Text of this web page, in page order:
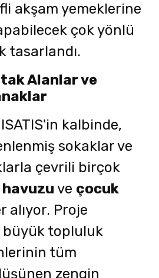
akşam yemeklerine
çok yönlü
tasarlandı.
Alanlar ve
kalbinde,
sokaklar ve
çevrili birçok
ve çocuk
alıyor. Proje
büyük topluluk
tüm
zengin